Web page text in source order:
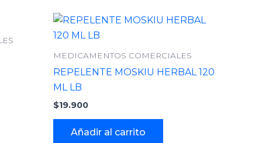
MEDICAMENTOS COMERCIALES
REPELENTE MOSKIU HERBAL 120
ML LB
$19.900
Añadir al carrito